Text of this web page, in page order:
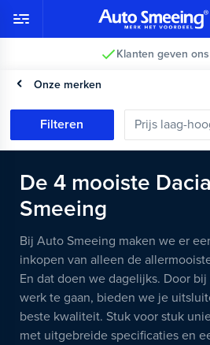
Klanten geven
Onze merken
Filteren
De 4 mooiste
Smeeing
Bij Auto Smeeing maken we er
inkopen van alleen de
En dat doen we dagelijks. Door
werk te gaan, bieden we je
beste kwaliteit. Stuk voor stuk
met uitgebreide specificaties en